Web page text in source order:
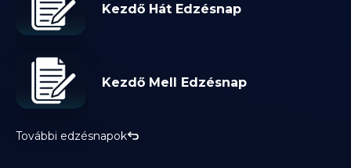
Kezdő Hát Edzésnap
Kezdő Mell Edzésnap
További edzésnapok